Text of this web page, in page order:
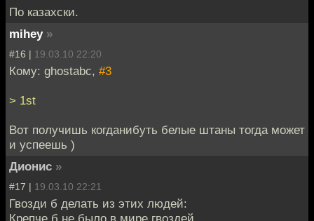
По казахски.
mihey »
#16 | 19.03.10 22:20
Кому: ghostabc, #3
> 1st
Вот получишь когданибуть белые штаны тогда может
и успеешь )
Дионис »
#17 | 19.03.10 22:21
Гвозди б делать из этих людей: